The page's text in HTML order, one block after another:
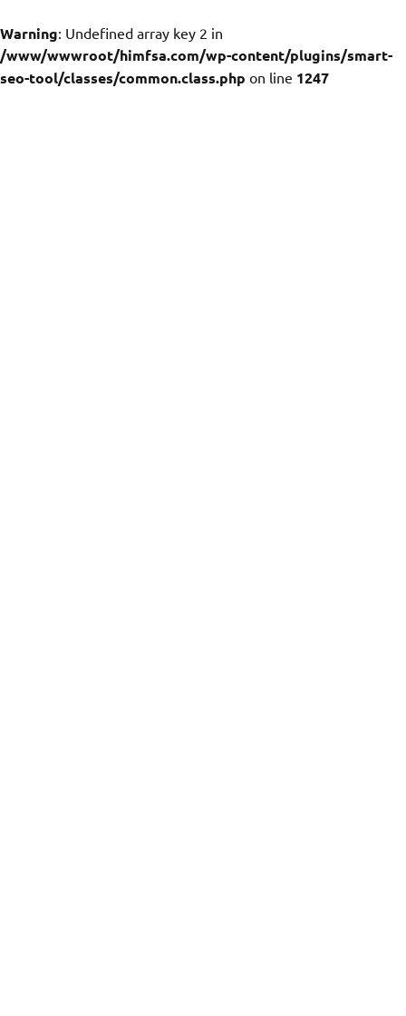
Warning: Undefined array key 2 in
/www/wwwroot/himfsa.com/wp-content/plugins/smart-
seo-tool/classes/common.class.php on line 1247